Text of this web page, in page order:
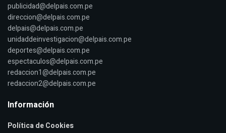
publicidad@delpais.com.pe
direccion@delpais.com.pe
delpais@delpais.com.pe
unidaddeinvestigacion@delpais.com.pe
deportes@delpais.com.pe
espectaculos@delpais.com.pe
redaccion1@delpais.com.pe
redaccion2@delpais.com.pe
Información
Política de Cookies